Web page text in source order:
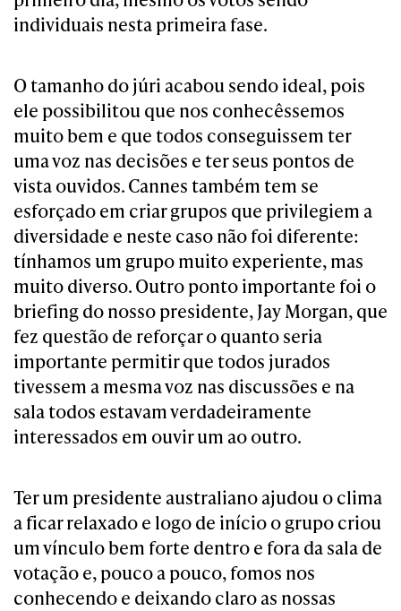
individuais nesta primeira fase.
O tamanho do júri acabou sendo ideal, pois
ele possibilitou que nos conhecêssemos
muito bem e que todos conseguissem ter
uma voz nas decisões e ter seus pontos de
vista ouvidos. Cannes também tem se
esforçado em criar grupos que privilegiem a
diversidade e neste caso não foi diferente:
tínhamos um grupo muito experiente, mas
muito diverso. Outro ponto importante foi o
briefing do nosso presidente, Jay Morgan, que
fez questão de reforçar o quanto seria
importante permitir que todos jurados
tivessem a mesma voz nas discussões e na
sala todos estavam verdadeiramente
interessados em ouvir um ao outro.
Ter um presidente australiano ajudou o clima
a ficar relaxado e logo de início o grupo criou
um vínculo bem forte dentro e fora da sala de
votação e, pouco a pouco, fomos nos
conhecendo e deixando claro as nossas